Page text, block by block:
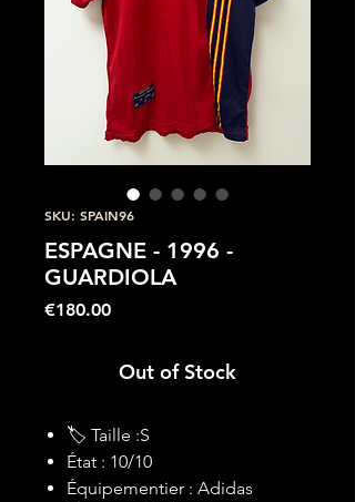
SKU: SPAIN96
ESPAGNE - 1996 -
GUARDIOLA
€180.00Price
Out of Stock
🏷 Taille :S
État : 10/10
Équipementier : Adidas